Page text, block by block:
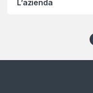
L’azienda